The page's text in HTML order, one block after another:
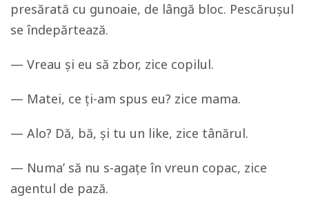
presărată cu gunoaie, de lângă bloc. Pescărușul
se îndepărtează.
— Vreau și eu să zbor, zice copilul.
— Matei, ce ți-am spus eu? zice mama.
— Alo? Dă, bă, și tu un like, zice tânărul.
— Numa’ să nu s-agațe în vreun copac, zice
agentul de pază.